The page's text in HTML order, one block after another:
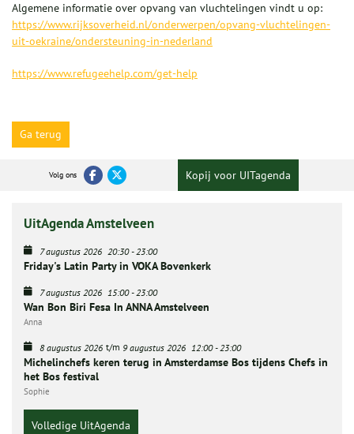
Algemene informatie over opvang van vluchtelingen vindt u op:
https://www.rijksoverheid.nl/onderwerpen/opvang-vluchtelingen-
uit-oekraine/ondersteuning-in-nederland
https://www.refugeehelp.com/get-help
Ga terug
Volg ons Kopij voor UITagenda
UitAgenda Amstelveen
7 augustus 2026 20:30-23:00
Friday's Latin Party in VOKA Bovenkerk
7 augustus 2026 15:00-23:00
Wan Bon Biri Fesa In ANNA Amstelveen
Anna
8 augustus 2026 t/m 9 augustus 2026 12:00-23:00
Michelinchefs keren terug in Amsterdamse Bos tijdens Chefs in
het Bos festival
Sophie
Volledige UitAgenda